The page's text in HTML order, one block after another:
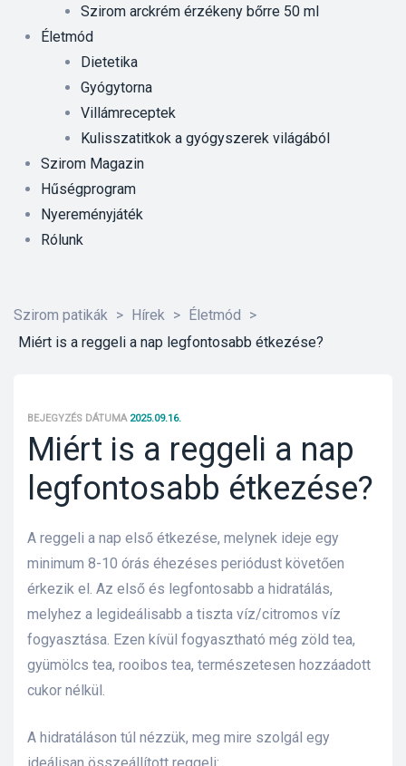
Szirom arckrém érzékeny bőrre 50 ml
Életmód
Dietetika
Gyógytorna
Villámreceptek
Kulisszatitkok a gyógyszerek világából
Szirom Magazin
Hűségprogram
Nyereményjáték
Rólunk
Szirom patikák > Hírek > Életmód >
Miért is a reggeli a nap legfontosabb étkezése?
BEJEGYZÉS DÁTUMA 2025.09.16.
Miért is a reggeli a nap
legfontosabb étkezése?
A reggeli a nap első étkezése, melynek ideje egy
minimum 8-10 órás éhezéses periódust követően
érkezik el. Az első és legfontosabb a hidratálás,
melyhez a legideálisabb a tiszta víz/citromos víz
fogyasztása. Ezen kívül fogyasztható még zöld tea,
gyümölcs tea, rooibos tea, természetesen hozzáadott
cukor nélkül.
A hidratáláson túl nézzük, meg mire szolgál egy
50